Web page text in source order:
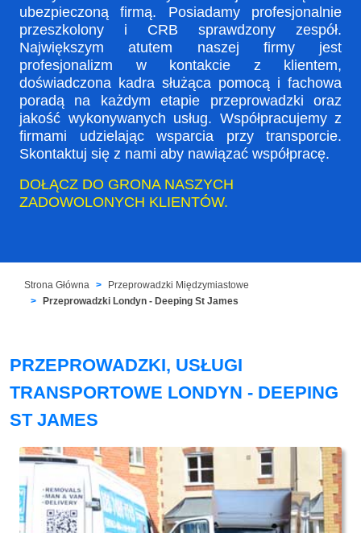
ubezpieczoną firmą. Posiadamy profesjonalnie
przeszkolony i CRB sprawdzony zespół.
Największym atutem naszej firmy jest
profesjonalizm w kontakcie z klientem,
doświadczona kadra służąca pomocą i fachowa
poradą na każdym etapie przeprowadzki oraz
jakość wykonywanych usług. Współpracujemy z
firmami udzielając wsparcia przy transporcie.
Skontaktuj się z nami aby nawiązać współpracę.
DOŁĄCZ DO GRONA NASZYCH
ZADOWOLONYCH KLIENTÓW.
Strona Główna
Przeprowadzki Międzymiastowe
Przeprowadzki Londyn - Deeping St James
PRZEPROWADZKI, USŁUGI
TRANSPORTOWE LONDYN - DEEPING
ST JAMES